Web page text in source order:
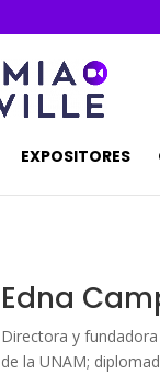
EXPOSITORES
Edna
Directora y
de la UNAM;